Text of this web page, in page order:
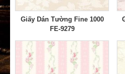
Giấy Dán Tường Fine 1000
FE-9279